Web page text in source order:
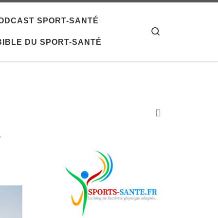
SPORT-SANTÉ
DU SPORT-SANTÉ